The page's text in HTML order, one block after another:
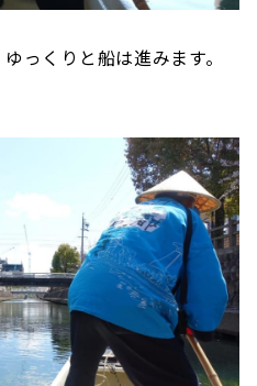
っくりと船は進みます。